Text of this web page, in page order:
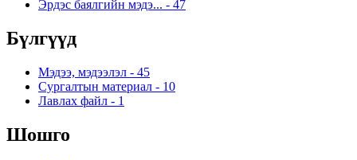
Эрдэс баялгийн мэдэ... - 47
Бүлгүүд
Мэдээ, мэдээлэл - 45
Сургалтын материал - 10
Лавлах файл - 1
Шошго